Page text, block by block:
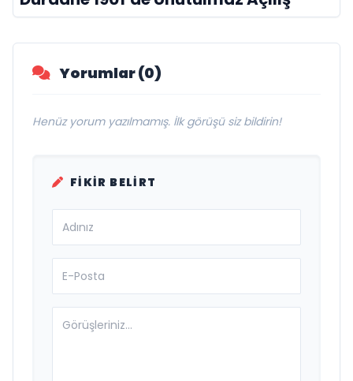
Yorumlar (0)
Henüz yorum yazılmamış. İlk görüşü siz bildirin!
FIKIR BELIRT